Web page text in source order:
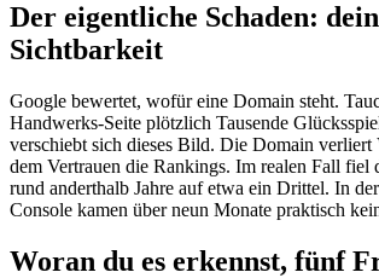
Der eigentliche Schaden:
Sichtbarkeit
Google bewertet, wofür eine Domain steht.
Handwerks-Seite plötzlich Tausende
verschiebt sich dieses Bild. Die Domain verliert
dem Vertrauen die Rankings. Im realen Fall fiel
rund anderthalb Jahre auf etwa ein Drittel. In
Console kamen über neun Monate praktisch
Woran du es erkennst, fünf